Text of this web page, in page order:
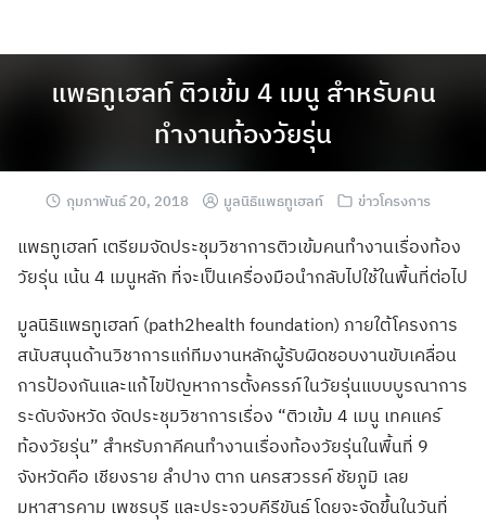
แพธทูเฮลท์ ติวเข้ม 4 เมนู สำหรับคน
ทำงานท้องวัยรุ่น
กุมภาพันธ์ 20, 2018 มูลนิธิแพธทูเฮลท์ ข่าวโครงการ
แพธทูเฮลท์ เตรียมจัดประชุมวิชาการติวเข้มคนทำงานเรื่องท้อง
วัยรุ่น เน้น 4 เมนูหลัก ที่จะเป็นเครื่องมือนำกลับไปใช้ในพื้นที่ต่อไป
มูลนิธิแพธทูเฮลท์ (path2health foundation) ภายใต้โครงการ
สนับสนุนด้านวิชาการแก่ทีมงานหลักผู้รับผิดชอบงานขับเคลื่อน
การป้องกันและแก้ไขปัญหาการตั้งครรภ์ในวัยรุ่นแบบบูรณาการ
ระดับจังหวัด จัดประชุมวิชาการเรื่อง “ติวเข้ม 4 เมนู เทคแคร์
ท้องวัยรุ่น” สำหรับภาคีคนทำงานเรื่องท้องวัยรุ่นในพื้นที่ 9
จังหวัดคือ เชียงราย ลำปาง ตาก นครสวรรค์ ชัยภูมิ เลย
มหาสารคาม เพชรบุรี และประจวบคีรีขันธ์ โดยจะจัดขึ้นในวันที่